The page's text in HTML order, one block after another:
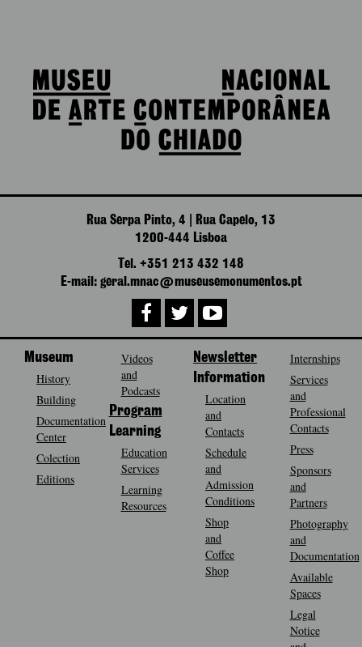
Rua Serpa Pinto, 4 | Rua Capelo, 13
1200-444 Lisboa
Tel. +351 213 432 148
E-mail: geral.mnac@museusemonumentos.pt
Museum
History
Building
Documentation
Center
Colection
Editions
Videos
and
Podcasts
Program
Learning
Education
Services
Learning
Resources
Newsletter
Information
Location
and
Contacts
Schedule
and
Admission
Conditions
Shop
and
Coffee
Shop
Internships
Services
and
Professional
Contacts
Press
Sponsors
and
Partners
Photography
and
Documentation
Available
Spaces
Legal
Notice